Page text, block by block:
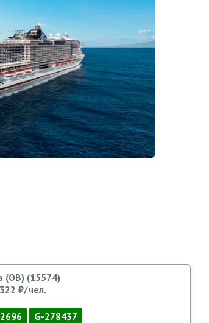
(15574)
₽/чел.
G-278437